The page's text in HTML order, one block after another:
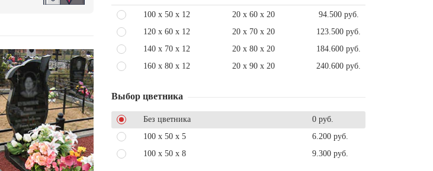
100 x 50 x 12 20 x 60 x 20
94.500 руб.
120 x 60 x 12
20 x 70 x 20
123.500 руб.
140 x 70 x 12
20 x 80 x 20
184.600 руб.
160 x 80 x 12
20 x 90 x 20 240.600 руб.
Выбор цветника
Без цветника
0 руб.
100 x 50 x 5
6.200 руб.
100 x 50 x 8
9.300 руб.